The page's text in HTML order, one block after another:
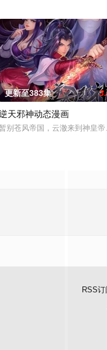
更新至383集
天邪神动态漫画
别苍风帝国，云澈来到神皇
RSS订